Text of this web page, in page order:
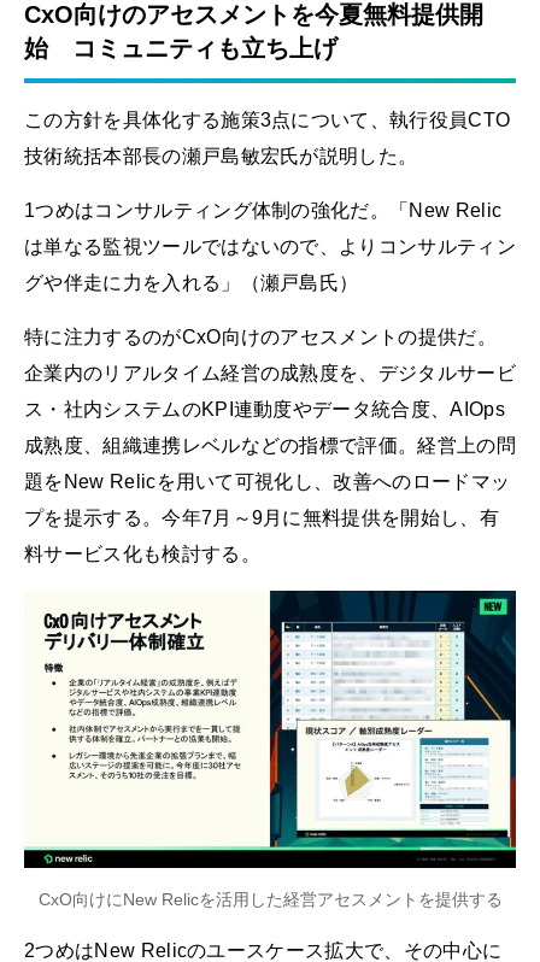
CxO向けのアセスメントを今夏無料提供開
始 コミュニティも立ち上げ
この方針を具体化する施策3点について、執行役員CTO
技術統括本部長の瀬戸島敏宏氏が説明した。
1つめはコンサルティング体制の強化だ。「New Relic
は単なる監視ツールではないので、よりコンサルティン
グや伴走に力を入れる」（瀬戸島氏）
特に注力するのがCxO向けのアセスメントの提供だ。
企業内のリアルタイム経営の成熟度を、デジタルサービ
ス・社内システムのKPI連動度やデータ統合度、AIOps
成熟度、組織連携レベルなどの指標で評価。経営上の問
題をNew Relicを用いて可視化し、改善へのロードマッ
プを提示する。今年7月～9月に無料提供を開始し、有
料サービス化も検討する。
CxO向けにNew Relicを活用した経営アセスメントを提供する
2つめはNew Relicのユースケース拡大で、その中心に